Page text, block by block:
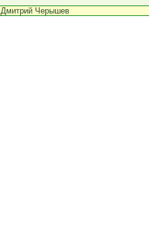
Дмитрий Черышев